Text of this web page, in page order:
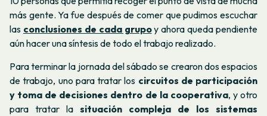
más gente. Ya fue después de comer que pudimos escuchar
las conclusiones de cada grupoy ahora queda pendiente
aún hacer una síntesis de todo el trabajo realizado.
Para terminar la jornada del sábado se crearon dos espacios
de trabajo, uno para tratar los circuitos de participación
y toma de decisiones dentro de la cooperativa, y otro
para tratar la situación compleja de los sistemas